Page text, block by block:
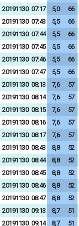
20191130 07:17 5,0 66
20191130 07:43 5,5 66
20191130 07:44 5,5 66
20191130 07:45 5,5 66
20191130 07:46 5,5 66
20191130 07:47 5,5 66
20191130 08:13 7,6 57
20191130 08:14 7,6 57
20191130 08:15 7,6 57
20191130 08:16 7,6 57
20191130 08:17 7,6 57
20191130 08:43 8,8 52
20191130 08:44 8,8 52
20191130 08:45 8,8 52
20191130 08:46 8,8 52
20191130 08:47 8,8 52
20191130 09:13 8,7 51
20191130 09:14 8,7 51